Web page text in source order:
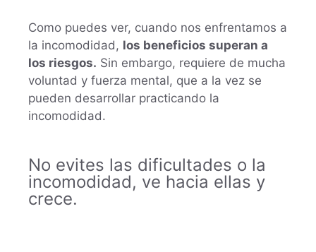
Como puedes ver, cuando nos enfrentamos a
la incomodidad, los beneficios superan a
los riesgos. Sin embargo, requiere de mucha
voluntad y fuerza mental, que a la vez se
pueden desarrollar practicando la
incomodidad.
No evites las dificultades o la
incomodidad, ve hacia ellas y
crece.